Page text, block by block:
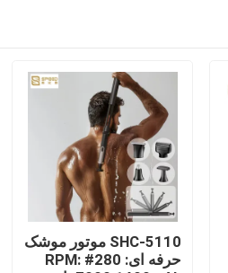
SHC-5110 موتور موشک
حرفه ای: 280# RPM: